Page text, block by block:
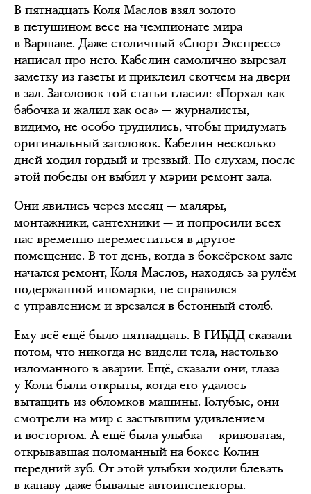
В пятнадцать Коля Маслов взял золото
в петушином весе на чемпионате мира
в Варшаве. Даже столичный «Спорт-Экспресс»
написал про него. Кабелин самолично вырезал
заметку из газеты и приклеил скотчем на двери
в зал. Заголовок той статьи гласил: «Порхал как
бабочка и жалил как оса» — журналисты,
видимо, не особо трудились, чтобы придумать
оригинальный заголовок. Кабелин несколько
дней ходил гордый и трезвый. По слухам, после
этой победы он выбил у мэрии ремонт зала.
Они явились через месяц — маляры,
монтажники, сантехники — и попросили всех
нас временно переместиться в другое
помещение. В тот день, когда в боксёрском зале
начался ремонт, Коля Маслов, находясь за рулём
подержанной иномарки, не справился
с управлением и врезался в бетонный столб.
Ему всё ещё было пятнадцать. В ГИБДД сказали
потом, что никогда не видели тела, настолько
изломанного в аварии. Ещё, сказали они, глаза
у Коли были открыты, когда его удалось
вытащить из обломков машины. Голубые, они
смотрели на мир с застывшим удивлением
и восторгом. А ещё была улыбка — кривоватая,
открывавшая поломанный на боксе Колин
передний зуб. От этой улыбки ходили блевать
в канаву даже бывалые автоинспекторы.